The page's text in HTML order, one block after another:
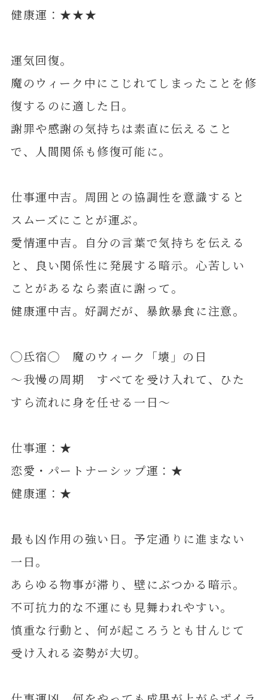
健康運：★★★
運気回復。
魔のウィーク中にこじれてしまったことを修
復するのに適した日。
謝罪や感謝の気持ちは素直に伝えること
で、人間関係も修復可能に。
仕事運中吉。周囲との協調性を意識すると
スムーズにことが運ぶ。
愛情運中吉。自分の言葉で気持ちを伝える
と、良い関係性に発展する暗示。心苦しい
ことがあるなら素直に謝って。
健康運中吉。好調だが、暴飲暴食に注意。
◯氐宿◯ 魔のウィーク「壊」の日
～我慢の周期 すべてを受け入れて、ひた
すら流れに身を任せる一日～
仕事運：★
恋愛・パートナーシップ運：★
健康運：★
最も凶作用の強い日。予定通りに進まない
一日。
あらゆる物事が滞り、壁にぶつかる暗示。
不可抗力的な不運にも見舞われやすい。
慎重な行動と、何が起ころうとも甘んじて
受け入れる姿勢が大切。